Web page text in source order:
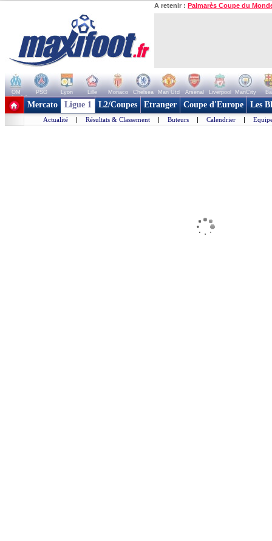
A retenir : Palmarès Coupe du
OM PSG Lyon Lille Monaco Chelsea Man Utd Arsenal Liverpool ManCity
+ de clubs
Mercato Ligue 1 L2/Coupes Etranger Coupe d'Europe Les
Actualité | Résultats & Classement | Buteurs | Calendrier |